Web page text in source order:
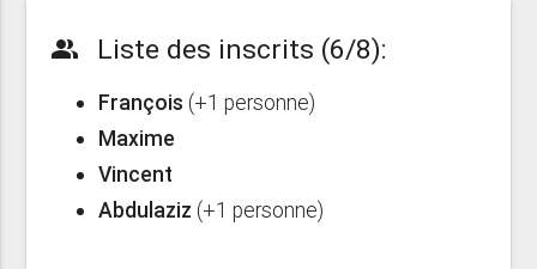
people_alt Liste des inscrits (6/8):
François (+1 personne)
Maxime
Vincent
Abdulaziz (+1 personne)